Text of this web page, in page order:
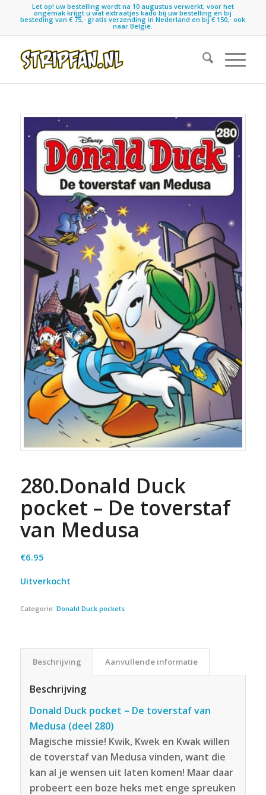
Let op! uw bestelling wordt na 10 augustus verwerkt, voor het
ongemak krijgt u wat extraatjes kado bij uw bestelling en bij
besteding van € 75,- gratis verzending in Nederland en bij € 150,- ook
naar België.
280.Donald Duck
pocket – De toverstaf
van Medusa
€6.95
Uitverkocht
Categorie: Donald Duck pockets
Beschrijving Aanvullende informatie
Beschrijving
Donald Duck pocket – De toverstaf van
Medusa (deel 280)
Magische missie! Kwik, Kwek en Kwak willen
de toverstaf van Medusa vinden, want die
kan al je wensen uit laten komen! Maar daar
probeert een boze heks met enge spreuken